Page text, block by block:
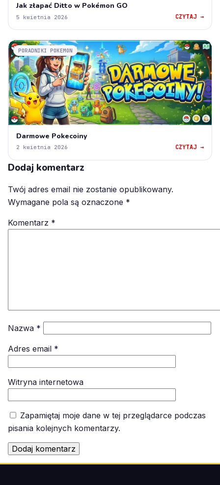
Jak złapać Ditto w Pokémon GO
5 kwietnia 2026 CZYTAJ →
PORADNIKI POKEMON
Darmowe Pokecoiny
2 kwietnia 2026 CZYTAJ →
Dodaj komentarz
Twój adres email nie zostanie opublikowany.
Wymagane pola są oznaczone *
Komentarz *
Nazwa *
Adres email *
Witryna internetowa
Zapamiętaj moje dane w tej przeglądarce podczas
pisania kolejnych komentarzy.